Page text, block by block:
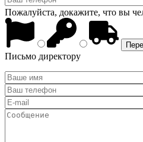
Пожалуйста, докажите, что вы
Письмо директору